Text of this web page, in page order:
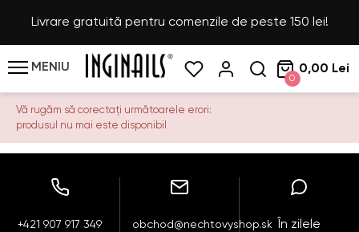
Livrare gratuită pentru comenzile de peste 150 lei!
MENIU
0
0,00 Lei
Vă rugăm să corectați următoarele erori:
produsul nu mai este disponibil
+421 907 917 349 obchod@nechtovyshop.sk
În zilele